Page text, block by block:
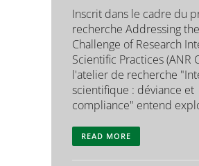
Inscrit dans le cadre du
recherche Addressing the
Challenge of Research
Scientific Practices (ANR
l'atelier de recherche
scientifique : déviance et
compliance" entend
READ MORE